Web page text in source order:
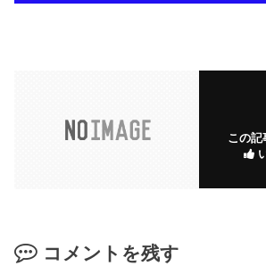
この記
コメントを残す